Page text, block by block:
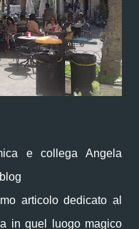
e collega Angela
articolo dedicato al
in quel luogo magico